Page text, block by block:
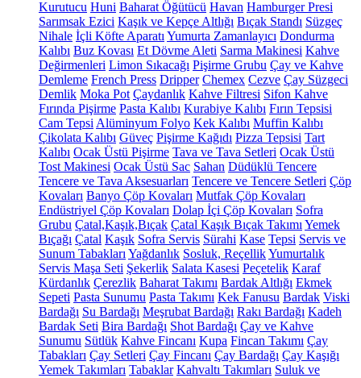
Kurutucu Huni Baharat Öğütücü Havan Hamburger Presi
Sarımsak Ezici Kaşık ve Kepçe Altlığı Bıçak Standı Süzgeç
Nihale İçli Köfte Aparatı Yumurta Zamanlayıcı Dondurma
Kalıbı Buz Kovası Et Dövme Aleti Sarma Makinesi Kahve
Değirmenleri Limon Sıkacağı Pişirme Grubu Çay ve Kahve
Demleme French Press Dripper Chemex Cezve Çay Süzgeci
Demlik Moka Pot Çaydanlık Kahve Filtresi Sifon Kahve
Fırında Pişirme Pasta Kalıbı Kurabiye Kalıbı Fırın Tepsisi
Cam Tepsi Alüminyum Folyo Kek Kalıbı Muffin Kalıbı
Çikolata Kalıbı Güveç Pişirme Kağıdı Pizza Tepsisi Tart
Kalıbı Ocak Üstü Pişirme Tava ve Tava Setleri Ocak Üstü
Tost Makinesi Ocak Üstü Sac Sahan Düdüklü Tencere
Tencere ve Tava Aksesuarları Tencere ve Tencere Setleri Çöp
Kovaları Banyo Çöp Kovaları Mutfak Çöp Kovaları
Endüstriyel Çöp Kovaları Dolap İçi Çöp Kovaları Sofra
Grubu Çatal,Kaşık,Bıçak Çatal Kaşık Bıçak Takımı Yemek
Bıçağı Çatal Kaşık Sofra Servis Sürahi Kase Tepsi Servis ve
Sunum Tabakları Yağdanlık Sosluk, ReçellikYumurtalık
Servis Maşa Seti Şekerlik Salata Kasesi Peçetelik Karaf
Kürdanlık Çerezlik Baharat Takımı Bardak Altlığı Ekmek
Sepeti Pasta Sunumu Pasta Takımı Kek Fanusu Bardak Viski
Bardağı Su Bardağı Meşrubat Bardağı Rakı Bardağı Kadeh
Bardak Seti Bira Bardağı Shot Bardağı Çay ve Kahve
Sunumu Sütlük Kahve Fincanı Kupa Fincan Takımı Çay
Tabakları Çay Setleri Çay Fincanı Çay Bardağı Çay Kaşığı
Yemek Takımları Tabaklar Kahvaltı Takımları Suluk ve